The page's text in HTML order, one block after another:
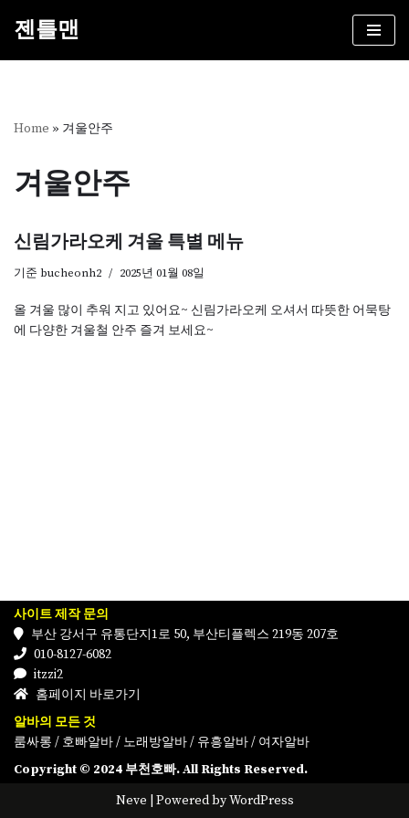
건
뛰
기
젠틀맨
Home » 겨울안주
겨울안주
신림가라오케 겨울 특별 메뉴
기준 bucheonh2 2025년 01월 08일
올 겨울 많이 추워 지고 있어요~ 신림가라오케 오셔서 따뜻한 어묵탕
에 다양한 겨울철 안주 즐겨 보세요~
사이트 제작 문의
부산 강서구 유통단지1로 50, 부산티플렉스 219동 207호
010-8127-6082
itzzi2
홈페이지 바로가기
알바의 모든 것
룸싸롱 / 호빠알바/ 노래방알바/ 유흥알바/ 여자알바
Copyright © 2024 부천호빠. All Rights Reserved.
Neve | Powered byWordPress